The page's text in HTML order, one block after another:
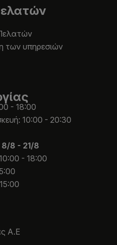
των υπηρεσιών
- 18:00
10:00 - 20:30
8/8 - 21/8
- 18:00
Α.Ε